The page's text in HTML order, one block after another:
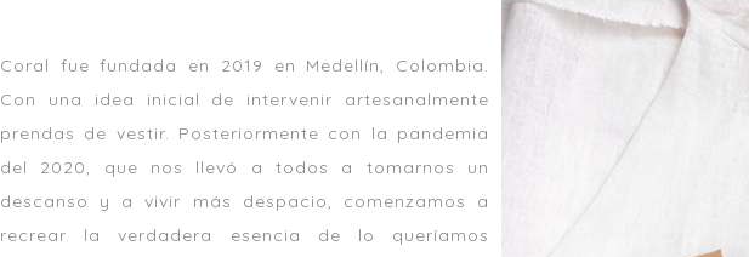
Coral fue fundada en 2019 en Medellín, Colombia.
Con una idea inicial de intervenir artesanalmente
prendas de vestir. Posteriormente con la pandemia
del 2020, que nos llevó a todos a tomarnos un
descanso y a vivir más despacio, comenzamos a
recrear la verdadera esencia de lo queríamos